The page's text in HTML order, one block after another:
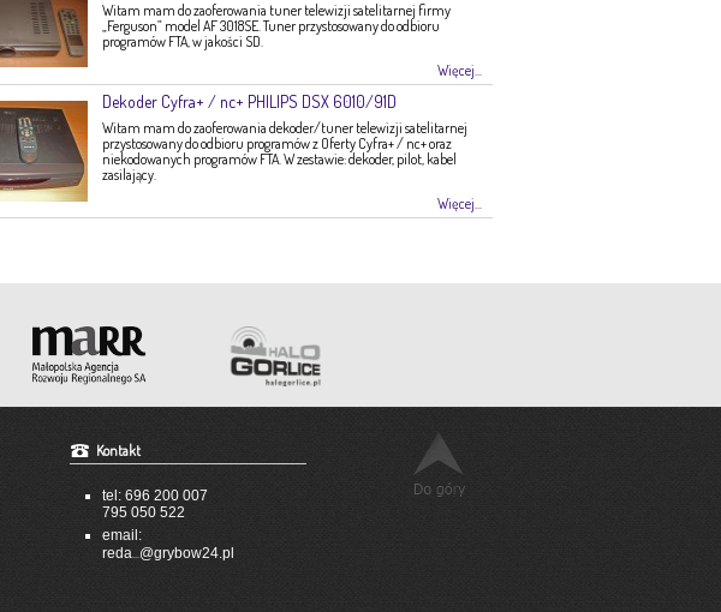
Witam mam do zaoferowania tuner telewizji satelitarnej firmy
„Ferguson” model AF 3018SE. Tuner przystosowany do odbioru
programów FTA, w jakości SD.
Więcej...
Dekoder Cyfra+ / nc+ PHILIPS DSX 6010/91D
Witam mam do zaoferowania dekoder/tuner telewizji satelitarnej
przystosowany do odbioru programów z Oferty Cyfra+ / nc+ oraz
niekodowanych programów FTA. W zestawie: dekoder, pilot, kabel
zasilający.
Więcej...
Kontakt
tel: 696 200 007
795 050 522
email:
reda...@grybow24.pl